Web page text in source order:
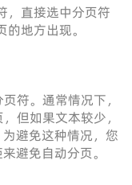
，直接选中分页符
地方出现。
符。通常情况下，
但如果文本较少，
避免这种情况，您
避免自动分页。